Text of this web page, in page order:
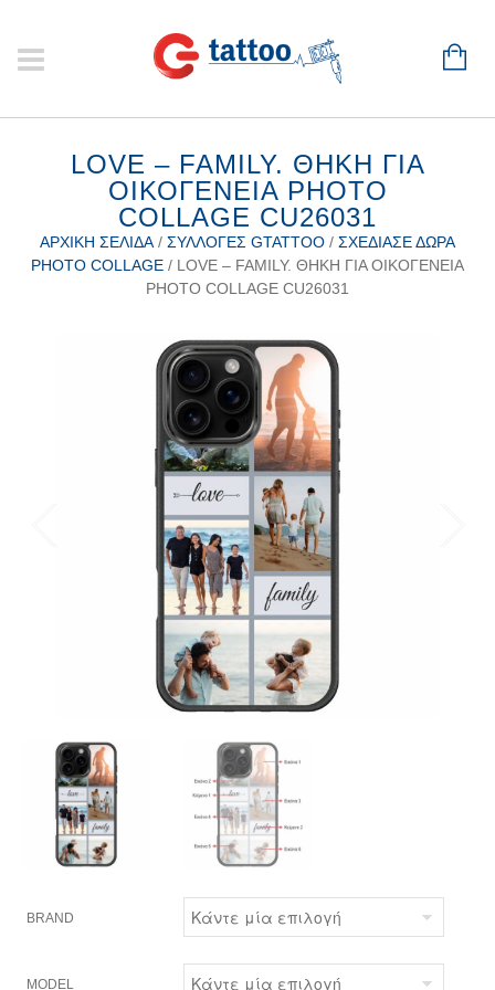
LOVE – FAMILY. ΘΉΚΗ ΓΙΑ
ΟΙΚΟΓΈΝΕΙΑ PHOTO
COLLAGE CU26031
ΑΡΧΙΚΉ ΣΕΛΊΔΑ / ΣΥΛΛΟΓΈΣ GTATTOO / ΣΧΕΔΊΑΣΕ ΔΏΡΑ
PHOTO COLLAGE / LOVE – FAMILY. ΘΉΚΗ ΓΙΑ ΟΙΚΟΓΈΝΕΙΑ
PHOTO COLLAGE CU26031
BRAND
MODEL